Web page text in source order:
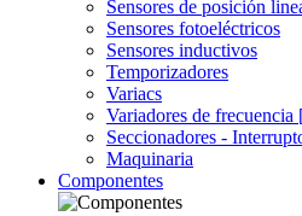
Sensores de posición
Sensores fotoeléctricos
Sensores inductivos
Temporizadores
Variacs
Variadores de
Seccionadores -
Maquinaria
Componentes